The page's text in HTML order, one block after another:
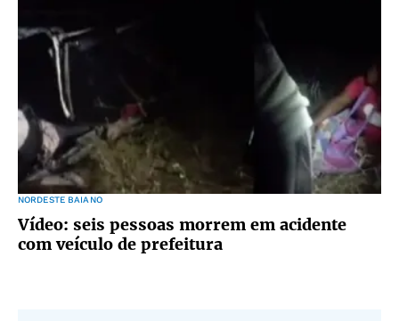
NORDESTE BAIANO
Vídeo: seis pessoas morrem em acidente
com veículo de prefeitura